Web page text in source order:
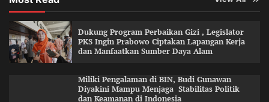
Dukung Program Perbaikan Gizi , Legislator
PKS Ingin Prabowo Ciptakan Lapangan Kerja
dan Manfaatkan Sumber Daya Alam
Miliki Pengalaman di BIN, Budi Gunawan
Diyakini Mampu Menjaga Stabilitas Politik
dan Keamanan di Indonesia